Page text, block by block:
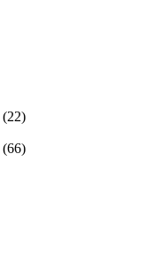
(22)
(66)